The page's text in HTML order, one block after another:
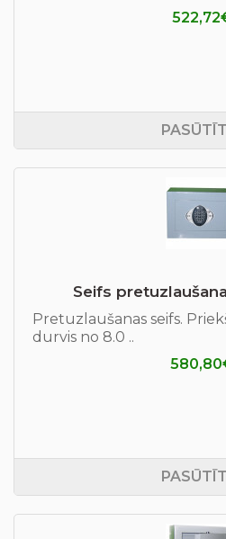
PASŪTĪT
Seifs
Pretuzlaušanas seifs.
durvis no 8.0 ..
PASŪTĪT